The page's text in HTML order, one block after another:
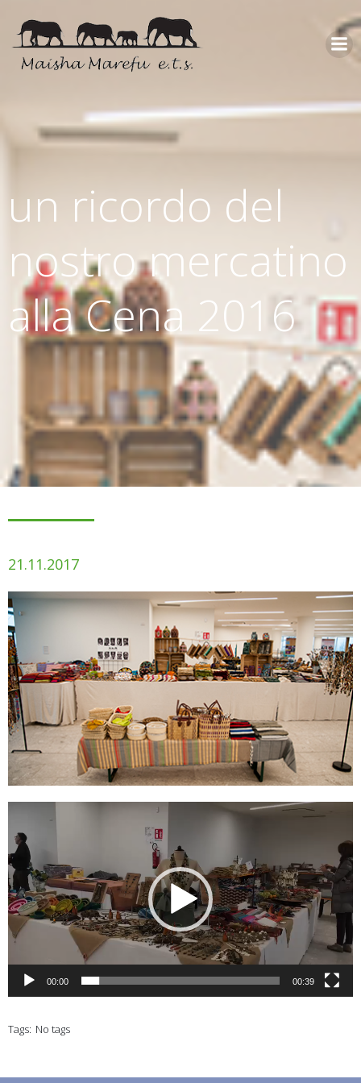
un ricordo del
nostro mercatino
alla Cena 2016
21.11.2017
Player
00:00 00:39
Tags: No tags